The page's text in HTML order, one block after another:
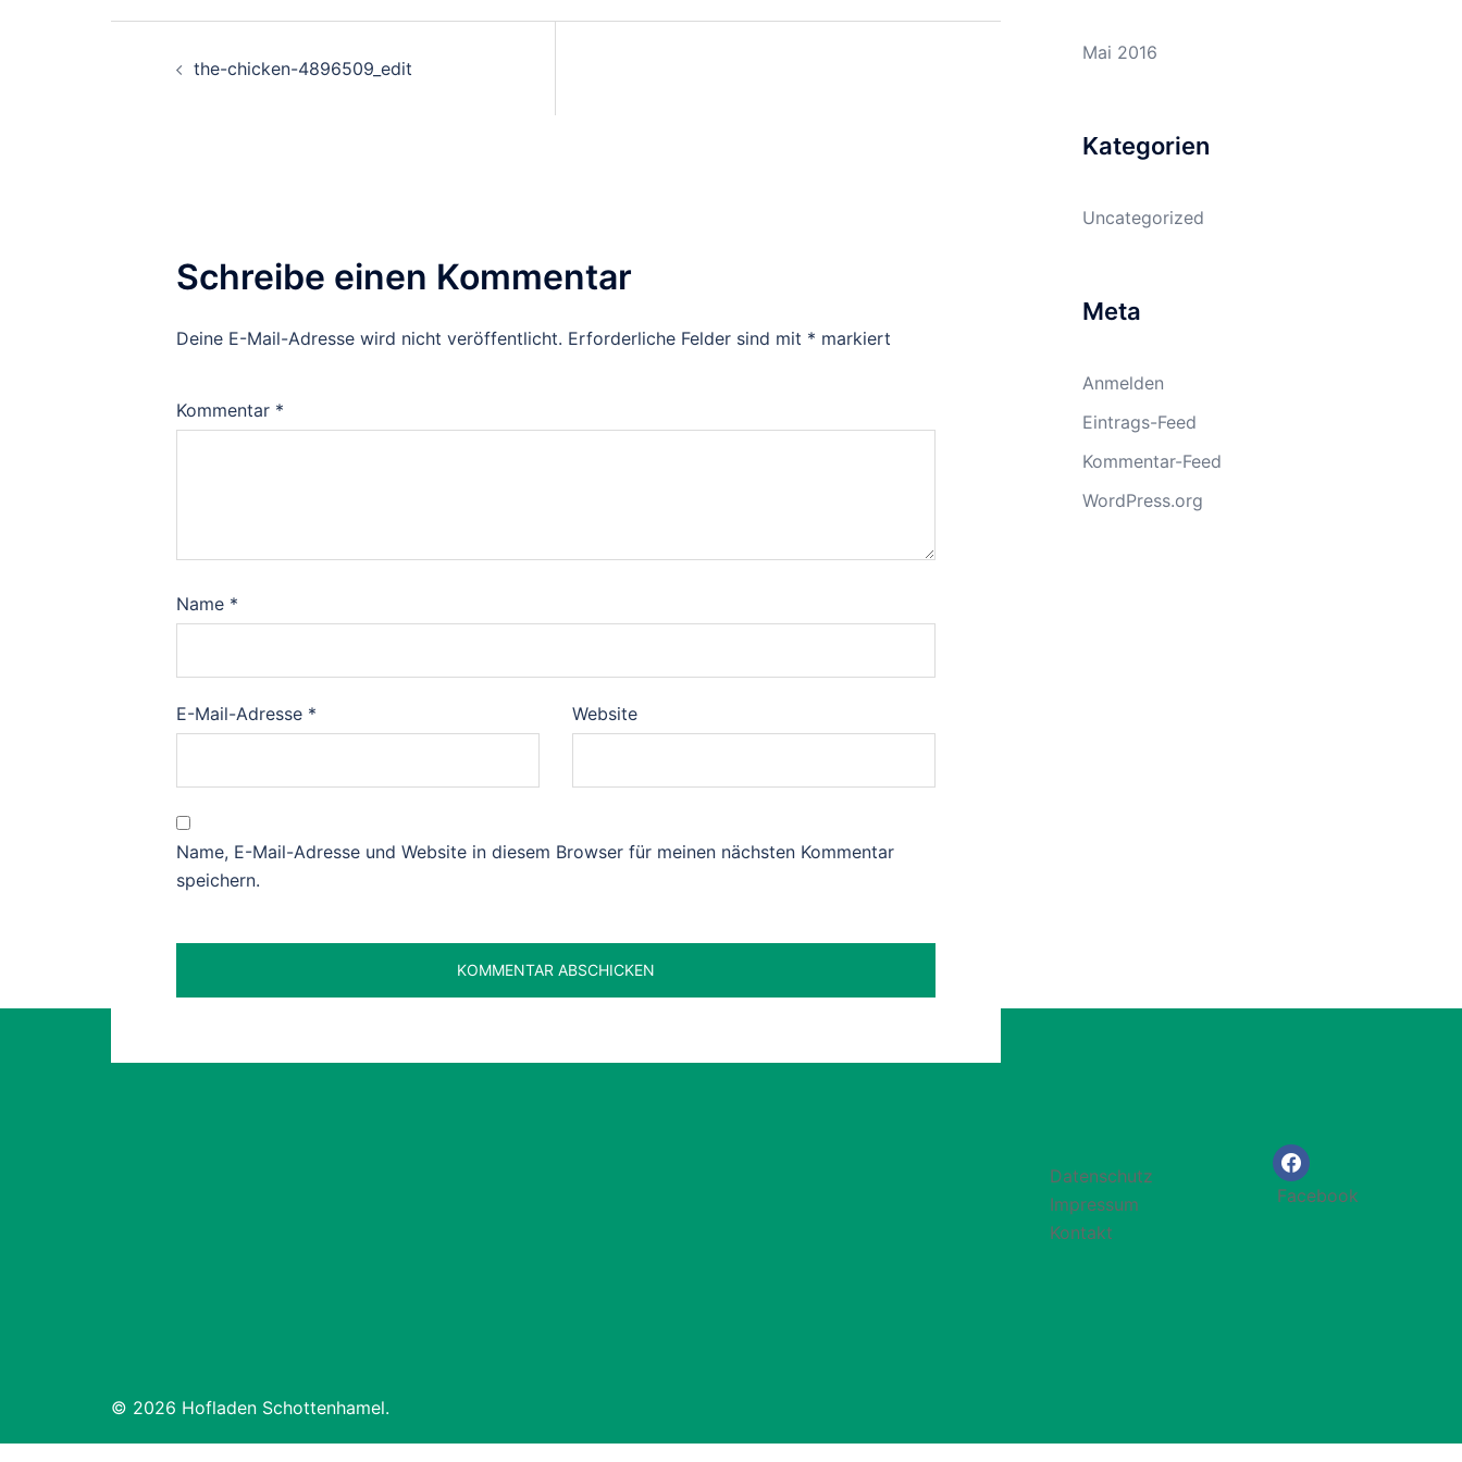
the-chicken-4896509_edit
Schreibe einen Kommentar
Deine E-Mail-Adresse wird nicht veröffentlicht. Erforderliche Felder sind mit * markiert
Kommentar *
Name *
E-Mail-Adresse * Website
Name, E-Mail-Adresse und Website in diesem Browser für meinen nächsten Kommentar
speichern.
Mai 2016
Kategorien
Uncategorized
Meta
Anmelden
Eintrags-Feed
Kommentar-Feed
WordPress.org
Datenschutz
Impressum
Kontakt
Facebook
© 2026 Hofladen Schottenhamel.